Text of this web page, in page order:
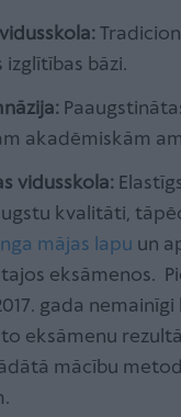
izglītības bāzi.
akadēmiskām
vidusskola:
kvalitāti,
mājas lapu un
eksāmenos.
gada
eksāmenu
mācību